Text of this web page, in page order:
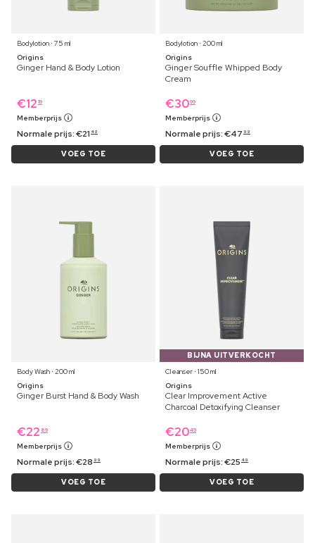
Bodylotion ⋅ 75 ml
Origins
Ginger Hand & Body Lotion
€12 19
Memberprijs
Normale prijs:€21 49
VOEG TOE
Bodylotion ⋅ 200 ml
Origins
Ginger Souffle Whipped Body
Cream
€3099
Memberprijs
Normale prijs:€47 99
VOEG TOE
Body Wash ⋅ 200 ml
Origins
Ginger Burst Hand & Body Wash
€22 89
Memberprijs
Normale prijs:€28 99
VOEG TOE
BIJNA UITVERKOCHT
Cleanser ⋅ 150 ml
Origins
Clear Improvement Active
Charcoal Detoxifying Cleanser
€2049
Memberprijs
Normale prijs:€25 49
VOEG TOE